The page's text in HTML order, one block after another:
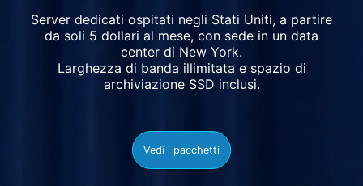
Server dedicati ospitati negli Stati Uniti, a partire
da soli 5 dollari al mese, con sede in un data
center di New York.
Larghezza di banda illimitata e spazio di
archiviazione SSD inclusi.
Vedi i pacchetti